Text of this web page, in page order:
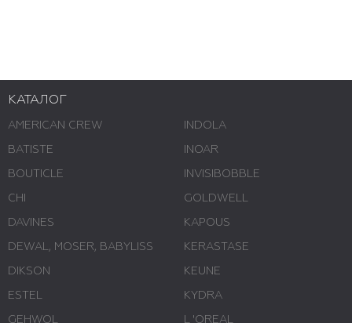
КАТАЛОГ
AMERICAN CREW
BATISTE
BOUTICLE
CHI
DAVINES
DEWAL, MOSER, BABYLISS
DIKSON
ESTEL
GEHWOL
INDOLA
INOAR
INVISIBOBBLE
GOLDWELL
KAPOUS
KERASTASE
KEUNE
KYDRA
L 'ОREAL